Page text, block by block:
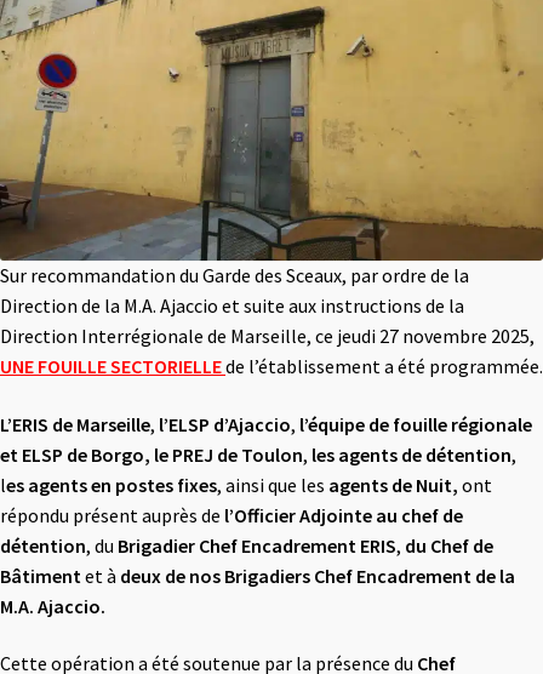
Sur recommandation du Garde des Sceaux, par ordre de la
Direction de la M.A. Ajaccio et suite aux instructions de la
Direction Interrégionale de Marseille, ce jeudi 27 novembre 2025,
UNE FOUILLE SECTORIELLEde l’établissement a été programmée.
L’ERIS de Marseille, l’ELSP d’Ajaccio, l’équipe de fouille régionale
et ELSP de Borgo, le PREJ de Toulon, les agents de détention,
les agents en postes fixes, ainsi que les agents de Nuit, ont
répondu présent auprès de l’Officier Adjointe au chef de
détention, du Brigadier Chef Encadrement ERIS, du Chef de
Bâtiment et à deux de nos Brigadiers Chef Encadrement de la
M.A. Ajaccio.
Cette opération a été soutenue par la présence du Chef